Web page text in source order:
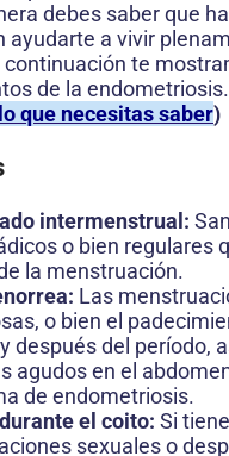
debes saber que
ayudarte a vivir
continuación te
de la endometriosis.
que necesitas saber)
intermenstrual:
o bien regulares
la menstruación.
Las
o bien el
después del período,
agudos en el
de endometriosis.
el coito: Si
sexuales o